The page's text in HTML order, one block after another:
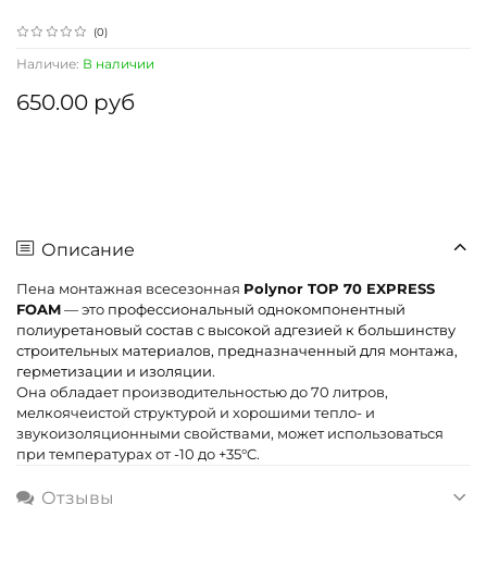
(0)
Наличие: В наличии
650.00 руб
Описание
Пена монтажная всесезонная Polynor TOP 70 EXPRESS
FOAM— это профессиональный однокомпонентный
полиуретановый состав с высокой адгезией к большинству
строительных материалов, предназначенный для монтажа,
герметизации и изоляции.
Она обладает производительностью до 70 литров,
мелкоячеистой структурой и хорошими тепло- и
звукоизоляционными свойствами, может использоваться
при температурах от -10 до +35°C.
Отзывы